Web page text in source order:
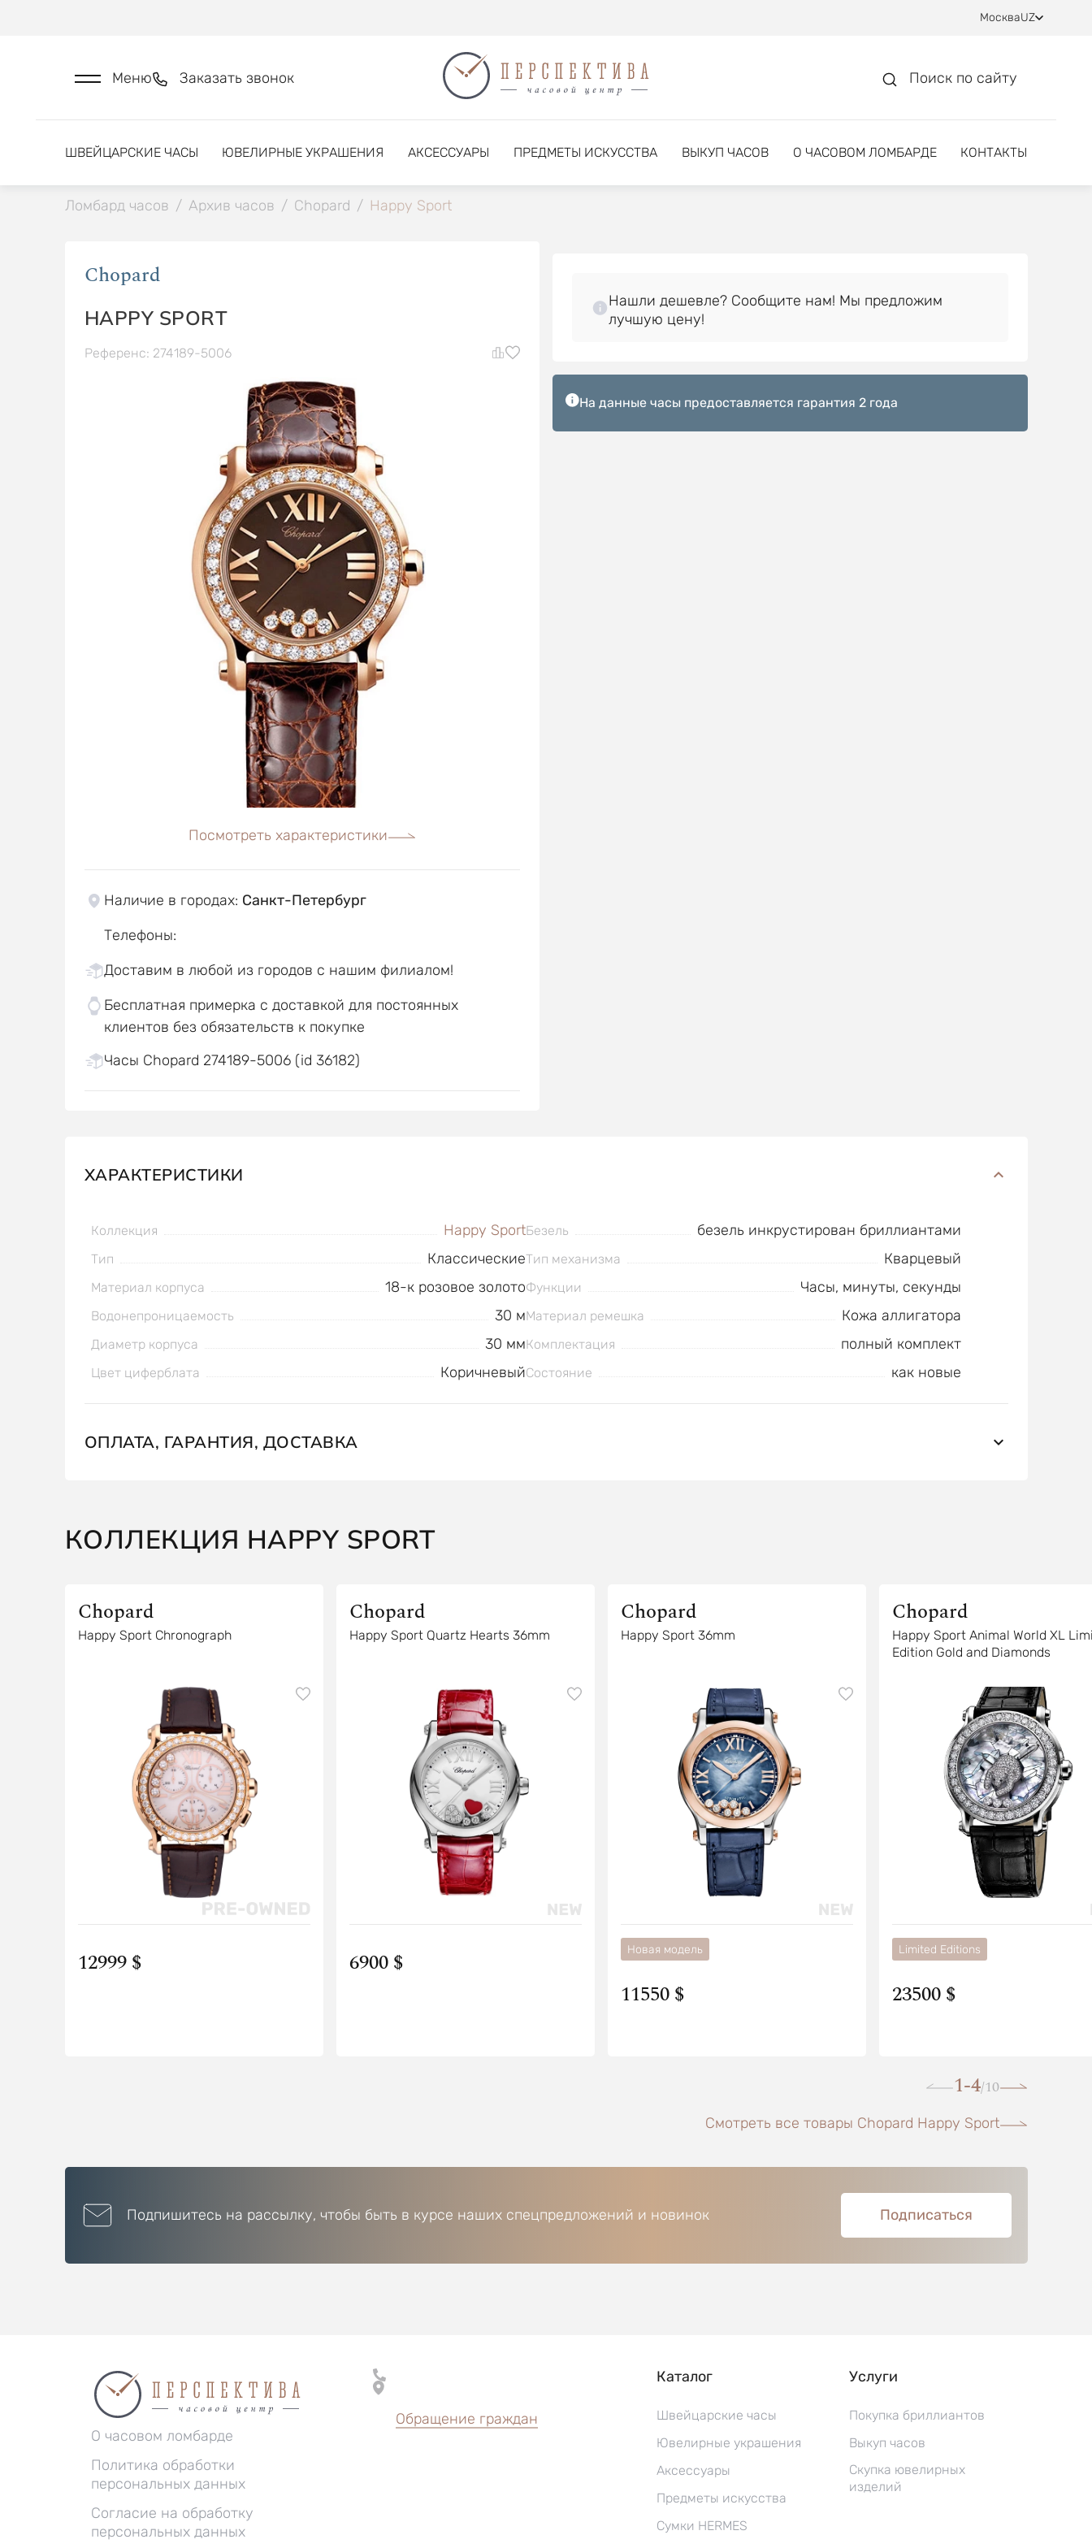
МоскваUZ
Меню Заказать звонок Поиск по сайту
ШВЕЙЦАРСКИЕ ЧАСЫ ЮВЕЛИРНЫЕ УКРАШЕНИЯ АКСЕССУАРЫ ПРЕДМЕТЫ ИСКУССТВА ВЫКУП ЧАСОВ О ЧАСОВОМ ЛОМБАРДЕ КОНТАКТЫ
Ломбард часов / Архив часов / Chopard / Happy Sport
Chopard
HAPPY SPORT
Референс: 274189-5006
Посмотреть характеристики
Наличие в городах: Санкт-Петербург
Телефоны:
Доставим в любой из городов с нашим филиалом!
Бесплатная примерка с доставкой для постоянных
клиентов без обязательств к покупке
Часы Chopard 274189-5006 (id 36182)
Нашли дешевле? Сообщите нам! Мы предложим
На данные часы предоставляется гарантия 2 года
ХАРАКТЕРИСТИКИ
Коллекция Happy Sport
Тип Классические
Материал корпуса 18-к розовое золото
Водонепроницаемость 30 м
Диаметр корпуса 30 мм
Цвет циферблата Коричневый
Безель безель инкрустирован бриллиантами
Тип механизма Кварцевый
Функции Часы, минуты, секунды
Материал ремешка Кожа аллигатора
Комплектация полный комплект
Состояние как новые
ОПЛАТА, ГАРАНТИЯ, ДОСТАВКА
КОЛЛЕКЦИЯ HAPPY SPORT
Chopard
Happy Sport Chronograph
12999 $
Chopard
Happy Sport Quartz Hearts 36mm
6900 $
Chopard
Happy Sport 36mm
Новая модель
11550 $
Chopard
Happy Sport Animal World XL
Edition Gold and Diamonds
Limited Editions
23500 $
1-4/10
Смотреть все товары Chopard Happy Sport
Подпишитесь на рассылку, чтобы быть в курсе наших спецпредложений и новинок Подписаться
О часовом ломбарде
Политика обработки
персональных данных
Согласие на обработку
персональных данных
Обращение граждан
Каталог
Швейцарские часы
Ювелирные украшения
Аксессуары
Предметы искусства
Сумки HERMES
Услуги
Покупка бриллиантов
Выкуп часов
Скупка ювелирных
изделий